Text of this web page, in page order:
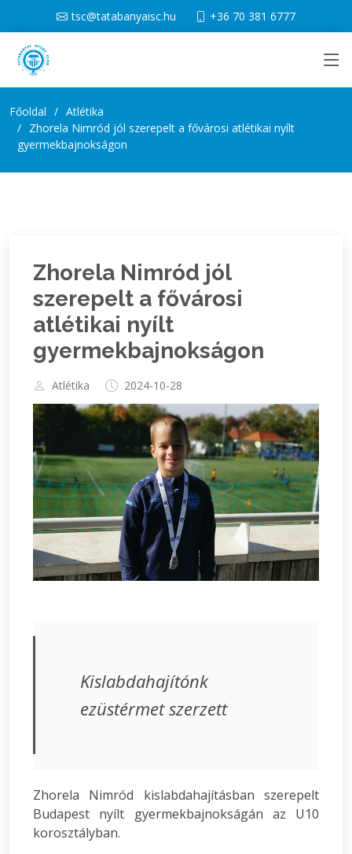
tsc@tatabanyaisc.hu +36 70 381 6777
Főoldal
Atlétika
Zhorela Nimród jól szerepelt a fővárosi atlétikai nyílt
gyermekbajnokságon
Zhorela Nimród jól
szerepelt a fővárosi
atlétikai nyílt
gyermekbajnokságon
Atlétika 2024-10-28
Kislabdahajítónk
ezüstérmet szerzett
Zhorela Nimród kislabdahajításban szerepelt
Budapest nyílt gyermekbajnokságán az U10
korosztályban.